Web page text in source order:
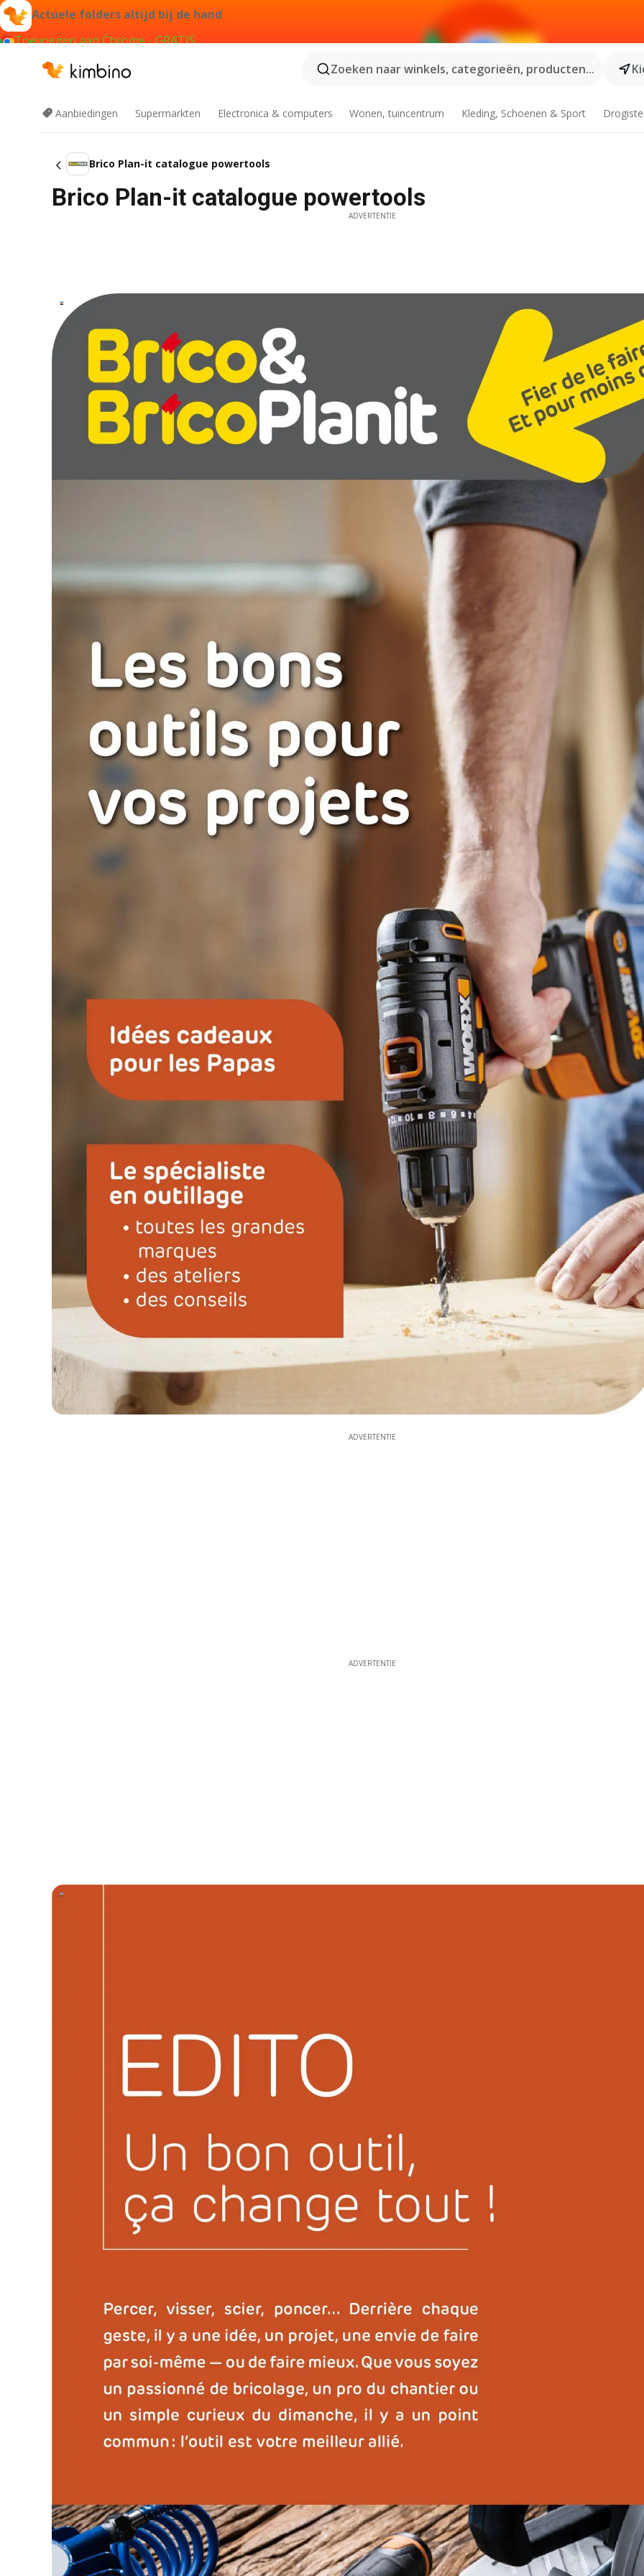
Actuele folders altijd bij de hand
Toevoegen aan Chrome - GRATIS
Zoeken naar winkels, categorieën, producten...
Aanbiedingen Supermarkten Electronica & computers Wonen, tuincentrum Kleding, Schoenen & Sport
Brico Plan-it catalogue powertools
Brico Plan-it catalogue powertools
ADVERTENTIE
ADVERTENTIE
ADVERTENTIE